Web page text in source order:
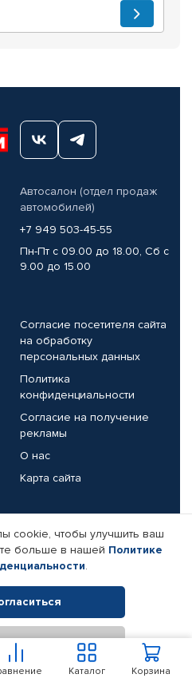
Корзина
Каталог
Автосалон (отдел продаж
автомобилей)
+7 949 503-45-55
Пн-Пт с 09.00 до 18.00, Сб с
9.00 до 15.00
Согласие посетителя сайта
на обработку
персональных данных
Политика
конфиденциальности
Согласие на получение
рекламы
О нас
Карта сайта
Реквизиты компании
Все права защищены.
товаров Автопрофи.
cookie, чтобы улучшить ваш
больше в нашей Политике
.
В корзину